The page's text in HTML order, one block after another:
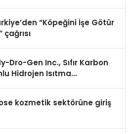
“Köpeğini İşe Götür
çağrısı
Dro-Gen Inc., Sıfır Karbon
Hidrojen Isıtma
kozmetik sektörüne giriş